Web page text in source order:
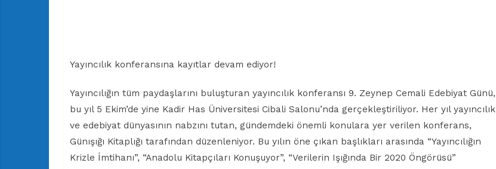
Yayıncılık konferansına kayıtlar devam ediyor!
Yayıncılığın tüm paydaşlarını buluşturan yayıncılık konferansı 9. Zeynep Cemali Edebiyat Günü,
bu yıl 5 Ekim’de yine Kadir Has Üniversitesi Cibali Salonu’nda gerçekleştiriliyor. Her yıl yayıncılık
ve edebiyat dünyasının nabzını tutan, gündemdeki önemli konulara yer verilen konferans,
Günışığı Kitaplığı tarafından düzenleniyor. Bu yılın öne çıkan başlıkları arasında “Yayıncılığın
Krizle İmtihanı”, “Anadolu Kitapçıları Konuşuyor”, “Verilerin Işığında Bir 2020 Öngörüsü”